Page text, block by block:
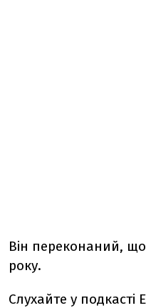
Він переконаний,
року.
Слухайте у подкасті